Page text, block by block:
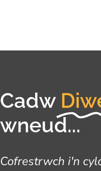
Cadw
wneud...
Cofrestrwch i'n